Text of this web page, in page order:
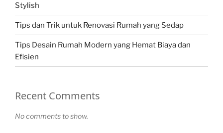
Stylish
Tips dan Trik untuk Renovasi Rumah yang Sedap
Tips Desain Rumah Modern yang Hemat Biaya dan
Efisien
Recent Comments
No comments to show.